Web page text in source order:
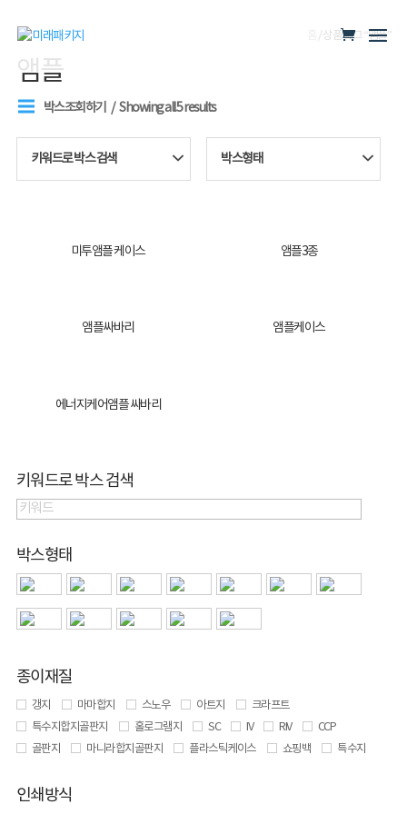
/ 상품 태그 “앰플”
앰플
박스조회하기 Showing all 5 results
키워드로 박스 검색 박스형태
미투앰플 케이스 앰플3종
앰플싸바리 앰플케이스
에너지케어앰플 싸바리
키워드로 박스 검색
박스형태
종이재질
갱지 마마합지 스노우 아트지
크라프트
특수지합지골판지
홀로그램지 SC IV RIV
CCP
골판지
마니라합지골판지 플라스틱케이스 쇼핑백 특수지
인쇄방식